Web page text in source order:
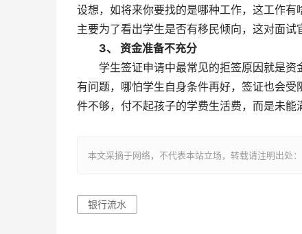
设想，如将来你要找的是哪种工作，这工作
主要为了看出学生是否有移民倾向，这对面试
3、 资金准备不充分
学生签证申请中最常见的拒签原因就是资
有问题，哪怕学生自身条件再好，签证也会
件不够，付不起孩子的学费生活费，而是未能
本文采摘于网络，不代表本站立场，转载请注明出
银行流水